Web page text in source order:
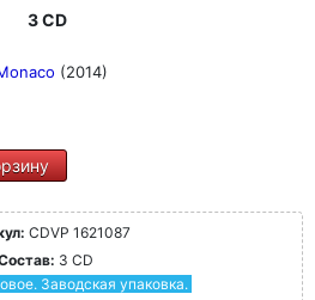
3 CD
(2014)
CDVP 1621087
3 CD
Заводская упаковка.